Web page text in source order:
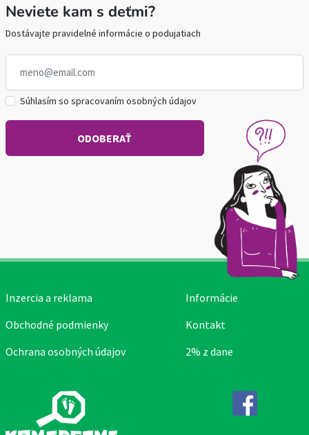
Neviete kam s deťmi?
Dostávajte pravidelné informácie o podujatiach
Súhlasím so spracovaním osobných údajov
Inzercia a reklama
Obchodné podmienky
Ochrana osobných údajov
Informácie
Kontakt
2% z dane